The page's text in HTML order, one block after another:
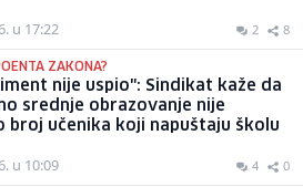
u 17:22 2 8
ZAKONA?
nije uspio": Sindikat kaže da
srednje obrazovanje nije
broj učenika koji napuštaju školu
u 10:09 4 0